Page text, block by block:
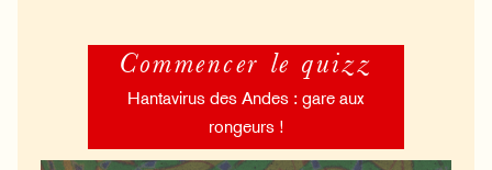
Commencer le quizz
Hantavirus des Andes : gare aux
rongeurs !